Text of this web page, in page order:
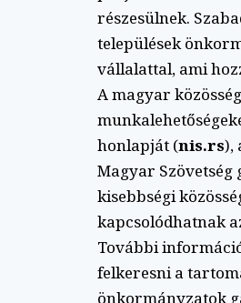
részesülnek.
települések
vállalattal, ami
A magyar
honlapját (nis.rs),
Magyar
kisebbségi
kapcsolódhatnak
További
felkeresni a
önkormányzatok